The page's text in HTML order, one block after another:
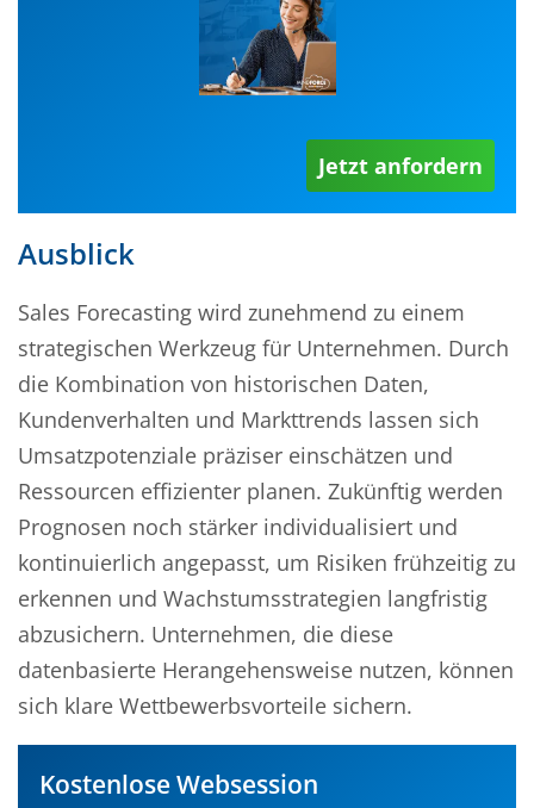
Jetzt anfordern
Ausblick
Sales Forecasting wird zunehmend zu einem
strategischen Werkzeug für Unternehmen. Durch
die Kombination von historischen Daten,
Kundenverhalten und Markttrends lassen sich
Umsatzpotenziale präziser einschätzen und
Ressourcen effizienter planen. Zukünftig werden
Prognosen noch stärker individualisiert und
kontinuierlich angepasst, um Risiken frühzeitig zu
erkennen und Wachstumsstrategien langfristig
abzusichern. Unternehmen, die diese
datenbasierte Herangehensweise nutzen, können
sich klare Wettbewerbsvorteile sichern.
Kostenlose Websession